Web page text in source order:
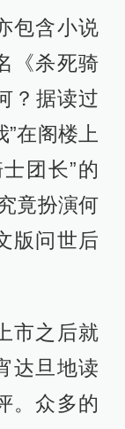
包含小说
《杀死骑
？据读过
”在阁楼上
团长”的
竟扮演何
版问世后
市之后就
达旦地读
。众多的